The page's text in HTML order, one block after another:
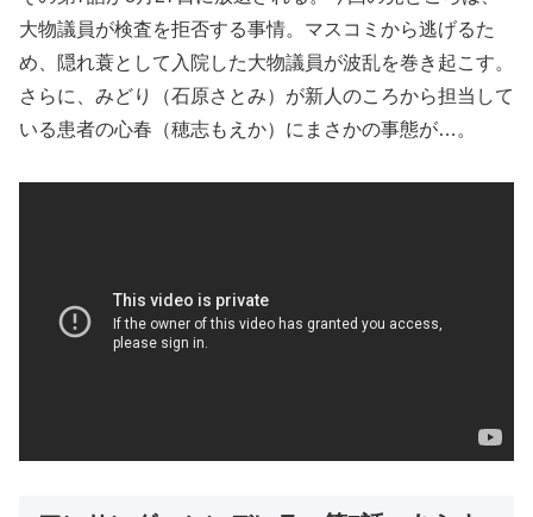
大物議員が検査を拒否する事情。マスコミから逃げるた
め、隠れ蓑として入院した大物議員が波乱を巻き起こす。
さらに、みどり（石原さとみ）が新人のころから担当して
いる患者の心春（穂志もえか）にまさかの事態が…。